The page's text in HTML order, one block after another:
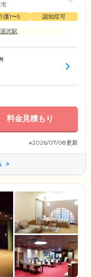
護1〜5
認知症可
沢駅
料金見積もり
※2026/07/08更新